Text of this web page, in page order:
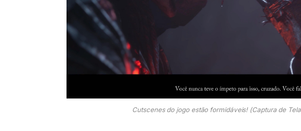
Cutscenes do jogo estão formidáveis! (Captura de